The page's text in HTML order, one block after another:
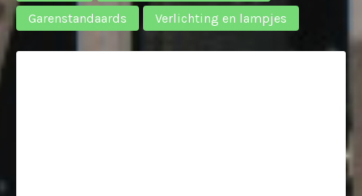
Garenstandaards
Verlichting en lampjes